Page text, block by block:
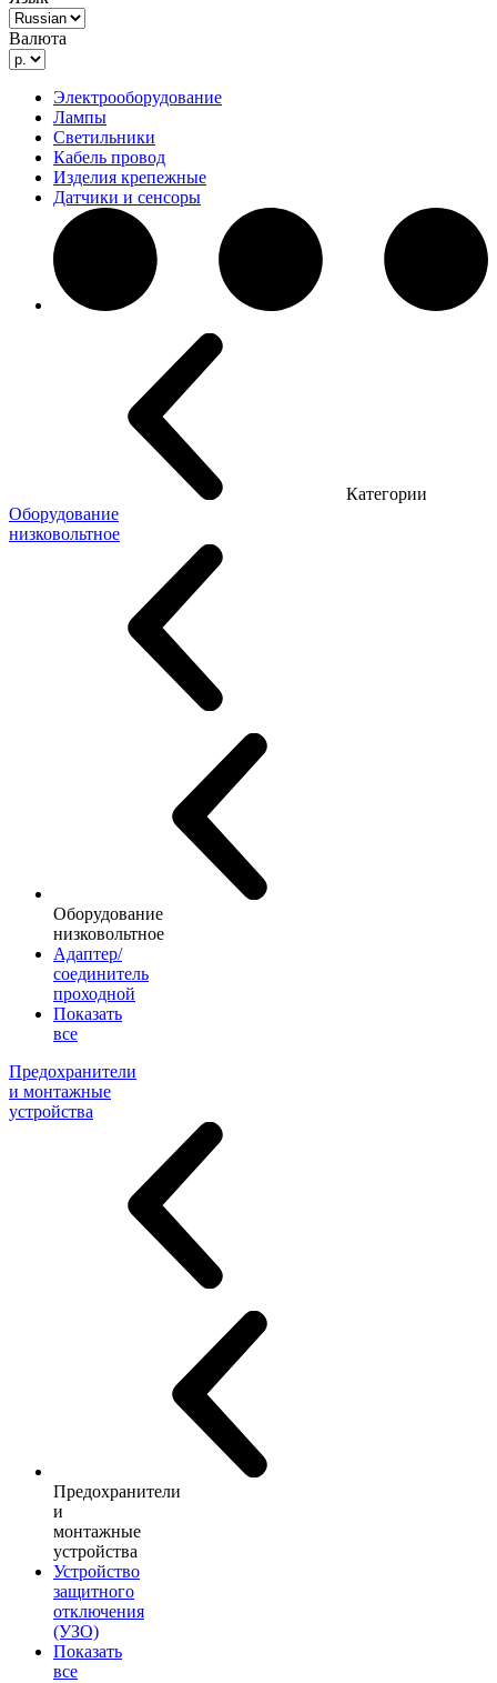
Валюта
Электрооборудование
Лампы
Светильники
Кабель провод
Изделия крепежные
Датчики и сенсоры
Категории
Оборудование
низковольтное
Оборудование
низковольтное
Адаптер/
соединитель
проходной
Показать
все
Предохранители
и монтажные
устройства
Предохранители
и
монтажные
устройства
Устройство
защитного
отключения
(УЗО)
Показать
все